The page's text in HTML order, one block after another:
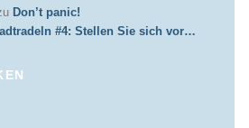
Don’t panic!
#4: Stellen Sie sich vor…